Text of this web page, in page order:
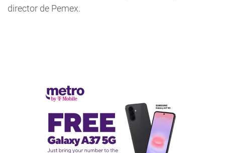
director de Pemex.